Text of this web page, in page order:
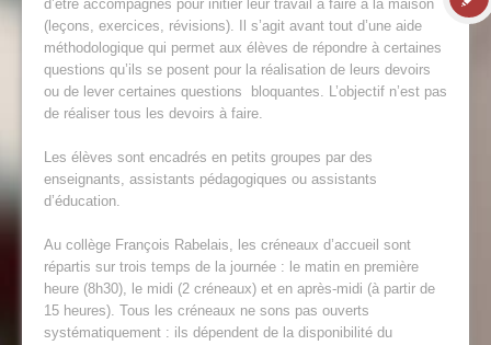
d’être accompagnés pour initier leur travail à faire à la maison
(leçons, exercices, révisions). Il s’agit avant tout d’une aide
méthodologique qui permet aux élèves de répondre à certaines
questions qu’ils se posent pour la réalisation de leurs devoirs
ou de lever certaines questions bloquantes. L’objectif n’est pas
de réaliser tous les devoirs à faire.
Les élèves sont encadrés en petits groupes par des
enseignants, assistants pédagogiques ou assistants
d’éducation.
Au collège François Rabelais, les créneaux d’accueil sont
répartis sur trois temps de la journée : le matin en première
heure (8h30), le midi (2 créneaux) et en après-midi (à partir de
15 heures). Tous les créneaux ne sons pas ouverts
systématiquement : ils dépendent de la disponibilité du